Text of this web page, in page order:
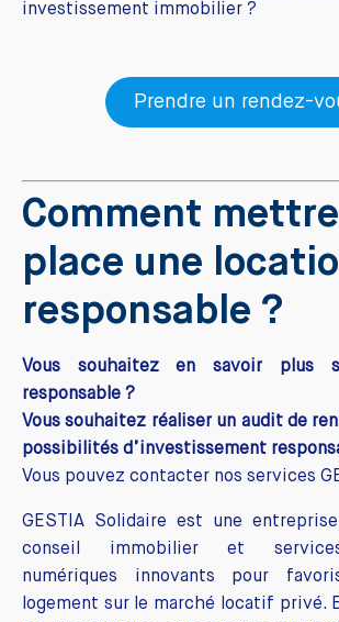
investissement immobilier ?
Prendre un rendez-
Comment
place une
responsable ?
Vous souhaitez en savoir plus
responsable ?
Vous souhaitez réaliser un audit de
possibilités d’investissement
Vous pouvez contacter nos services
GESTIA Solidaire est une
conseil immobilier et
numériques innovants pour
logement sur le marché locatif privé.